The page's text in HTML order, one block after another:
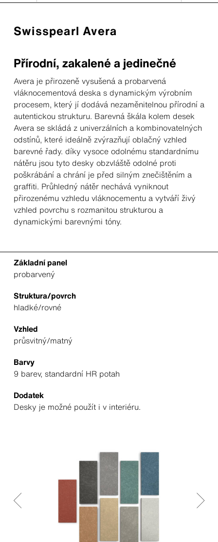
Swisspearl Avera
Přírodní, zakalené a jedinečné
Avera je přirozeně vysušená a probarvená
vláknocementová deska s dynamickým výrobním
procesem, který jí dodává nezaměnitelnou přírodní a
autentickou strukturu. Barevná škála kolem desek
Avera se skládá z univerzálních a kombinovatelných
odstínů, které ideálně zvýrazňují oblačný vzhled
barevné řady. díky vysoce odolnému standardnímu
nátěru jsou tyto desky obzvláště odolné proti
poškrábání a chrání je před silným znečištěním a
graffiti. Průhledný nátěr nechává vyniknout
přirozenému vzhledu vláknocementu a vytváří živý
vzhled povrchu s rozmanitou strukturou a
dynamickými barevnými tóny.
Základní panel
probarvený
Struktura/povrch
hladké/rovné
Vzhled
průsvitný/matný
Barvy
9 barev, standardní HR potah
Dodatek
Desky je možné použít i v interiéru.